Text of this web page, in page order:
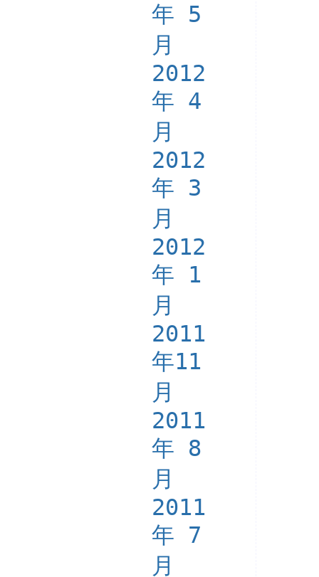
年 5
月
2012
年 4
月
2012
年 3
月
2012
年 1
月
2011
年11
月
2011
年 8
月
2011
年 7
月